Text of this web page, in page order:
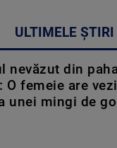
ULTIMELE ȘTIRI
nevăzut din
O femeie are
unei mingi de